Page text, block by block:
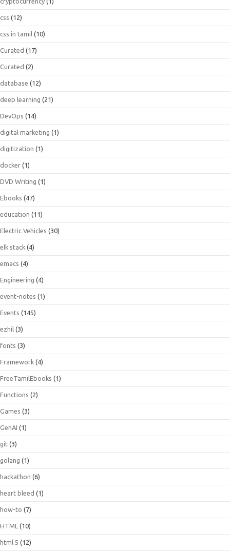
css (12)
css in tamil (10)
Curated (17)
Curated (2)
database (12)
deep learning (21)
DevOps (14)
digital marketing (1)
digitization (1)
docker (1)
DVD Writing (1)
Ebooks (47)
education (11)
Electric Vehicles (30)
elk stack (4)
emacs (4)
Engineering (4)
event-notes (1)
Events (145)
ezhil (3)
fonts (3)
Framework (4)
FreeTamilEbooks (1)
Functions (2)
Games (3)
GenAI (1)
git (3)
golang (1)
hackathon (6)
heart bleed (1)
how-to (7)
HTML (10)
html 5 (12)